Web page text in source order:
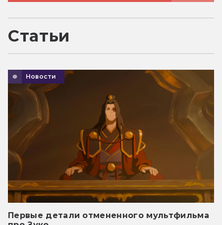
Статьи
Новости
Первые детали отмененного мультфильма